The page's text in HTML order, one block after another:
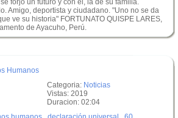
forjó un futuro y con él, la de su familia.
Amigo, deportista y ciudadano. "Uno no se da
ve su historia" FORTUNATO QUISPE LARES,
de Ayacuho, Perú.
Humanos
Categoria: Noticias
Vistas: 2019
Duracion: 02:04